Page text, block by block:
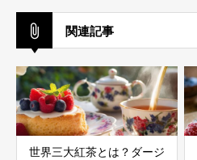
関連記事
世界三大紅茶とは？ダージ